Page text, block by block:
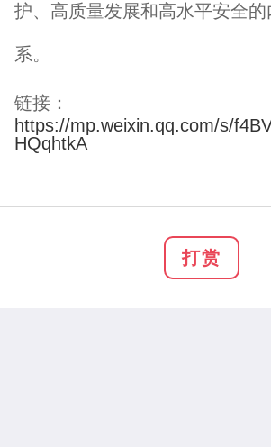
护、高质量发展和高水平安全
系。
链接：
https://mp.weixin.qq.com/s/
HQqhtkA
打赏